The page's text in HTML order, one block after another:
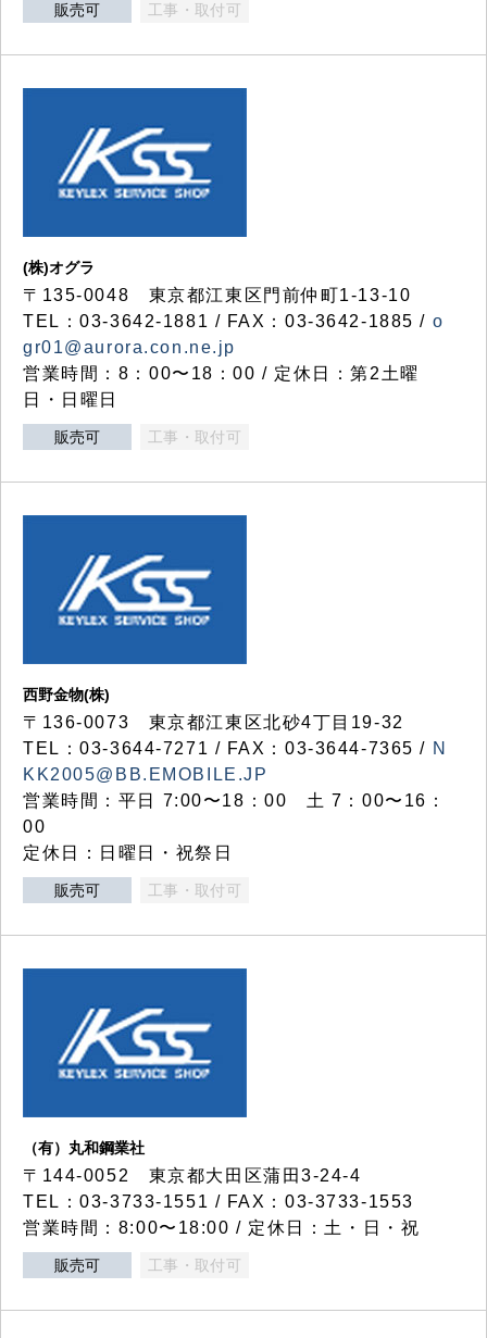
販売可 工事・取付可
(株)オグラ
〒135-0048 東京都江東区門前仲町1-13-10
TEL：03-3642-1881 / FAX：03-3642-1885 / o
gr01@aurora.con.ne.jp
営業時間：8：00〜18：00 / 定休日：第2土曜
日・日曜日
販売可 工事・取付可
西野金物(株)
〒136-0073 東京都江東区北砂4丁目19-32
TEL：03‐3644‐7271 / FAX：03-3644-7365 / N
KK2005@BB.EMOBILE.JP
営業時間：平日 7:00〜18：00 土 7：00〜16：
00
定休日：日曜日・祝祭日
販売可 工事・取付可
（有）丸和鋼業社
〒144-0052 東京都大田区蒲田3-24-4
TEL：03-3733-1551 / FAX：03-3733-1553
営業時間：8:00〜18:00 / 定休日：土・日・祝
販売可 工事・取付可